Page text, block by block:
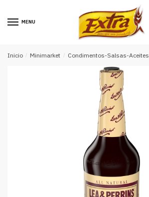
MENU
Inicio / Minimarket / Condimentos-Salsas-Aceites